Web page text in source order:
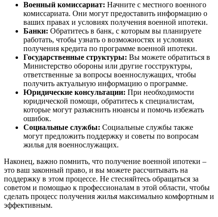
Военный комиссариат: Начните с местного военного
комиссариата. Они могут предоставить информацию о
ваших правах и условиях получения военной ипотеки.
Банки: Обратитесь в банк, с которым вы планируете
работать, чтобы узнать о возможностях и условиях
получения кредита по программе военной ипотеки.
Государственные структуры: Вы можете обратиться в
Министерство обороны или другие госструктуры,
ответственные за вопросы военнослужащих, чтобы
получить актуальную информацию о программе.
Юридические консультации: При необходимости
юридической помощи, обратитесь к специалистам,
которые могут разъяснить нюансы и помочь избежать
ошибок.
Социальные службы: Социальные службы также
могут предложить поддержку и советы по вопросам
жилья для военнослужащих.
Наконец, важно помнить, что получение военной ипотеки –
это ваш законный право, и вы можете рассчитывать на
поддержку в этом процессе. Не стесняйтесь обращаться за
советом и помощью к профессионалам в этой области, чтобы
сделать процесс получения жилья максимально комфортным и
эффективным.